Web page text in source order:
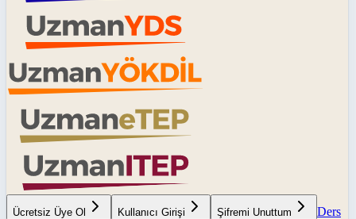
Ücretsiz Üye Ol Kullanıcı Girişi Şifremi Unuttum
Ders